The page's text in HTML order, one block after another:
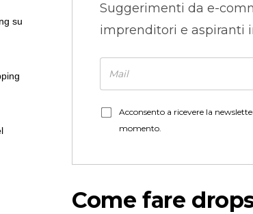
Suggerimenti da e-
imprenditori e aspiranti
Acconsento a ricevere la
momento.
Come fare
su